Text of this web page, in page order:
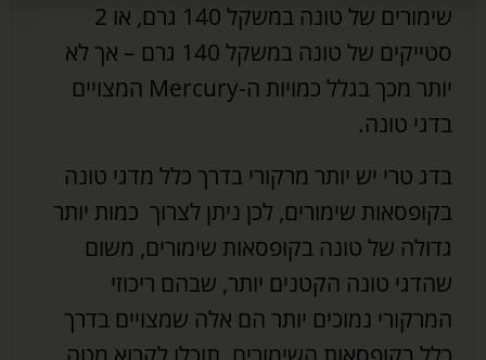
שימורים של טונה במשקל 140 גרם, או 2
סטייקים של טונה במשקל 140 גרם – אך לא
יותר מכך בגלל כמויות ה-Mercury המצויים
בדגי טונה.
בדג טרי יש יותר מרקורי בדרך כלל מדגי טונה
בקופסאות שימורים, לכן ניתן לצרוך כמות יותר
גדולה של טונה בקופסאות שימורים, משום
שהדגי טונה הקטנים יותר, שבהם ריכוזי
המרקורי נמוכים יותר הם אלה שמצויים בדרך